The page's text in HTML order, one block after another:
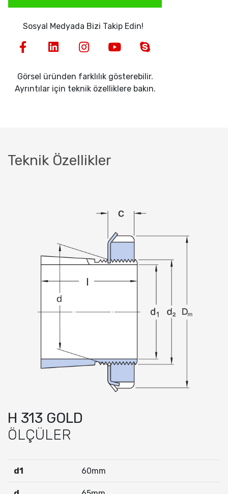
Sosyal Medyada Bizi Takip Edin!
Görsel üründen farklılık gösterebilir.
Ayrıntılar için teknik özelliklere bakın.
Teknik Özellikler
H 313 GOLD
ÖLÇÜLER
d1 60mm